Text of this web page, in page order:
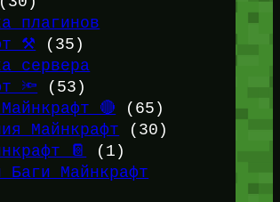
плагинов
⚒️ (35)
сервера
🔦 (53)
🔴 (65)
Майнкрафт (30)
📔
(1)
Баги Майнкрафт